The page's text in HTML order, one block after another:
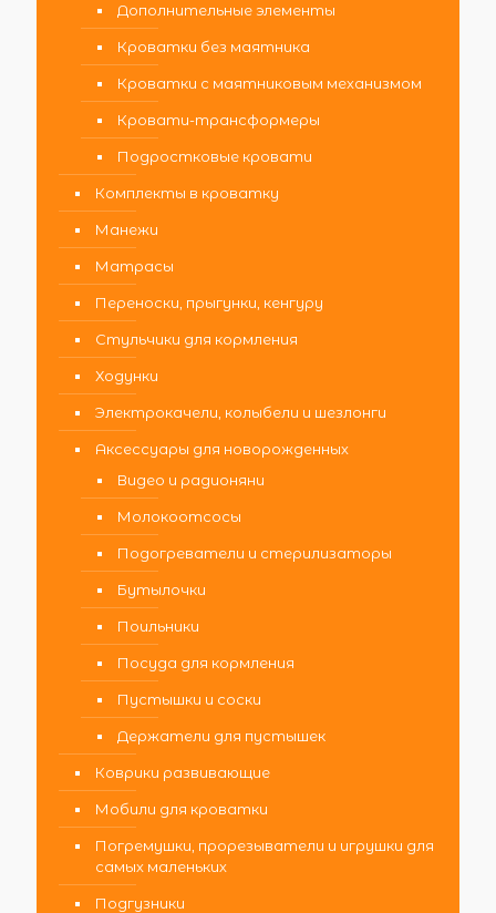
Дополнительные элементы
Кроватки без маятника
Кроватки с маятниковым механизмом
Кровати-трансформеры
Подростковые кровати
Комплекты в кроватку
Манежи
Матрасы
Переноски, прыгунки, кенгуру
Стульчики для кормления
Ходунки
Электрокачели, колыбели и шезлонги
Аксессуары для новорожденных
Видео и радионяни
Молокоотсосы
Подогреватели и стерилизаторы
Бутылочки
Поильники
Посуда для кормления
Пустышки и соски
Держатели для пустышек
Коврики развивающие
Мобили для кроватки
Погремушки, прорезыватели и игрушки для
самых маленьких
Подгузники